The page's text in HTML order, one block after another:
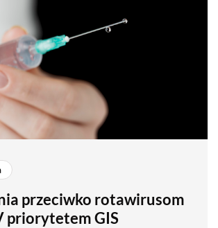
przeciwko rotawirusom
priorytetem GIS